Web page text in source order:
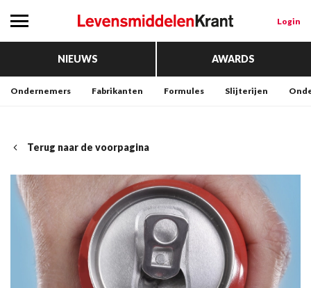
Login
NIEUWS AWARDS
Ondernemers Fabrikanten Formules Slijterijen
Terug naar de voorpagina